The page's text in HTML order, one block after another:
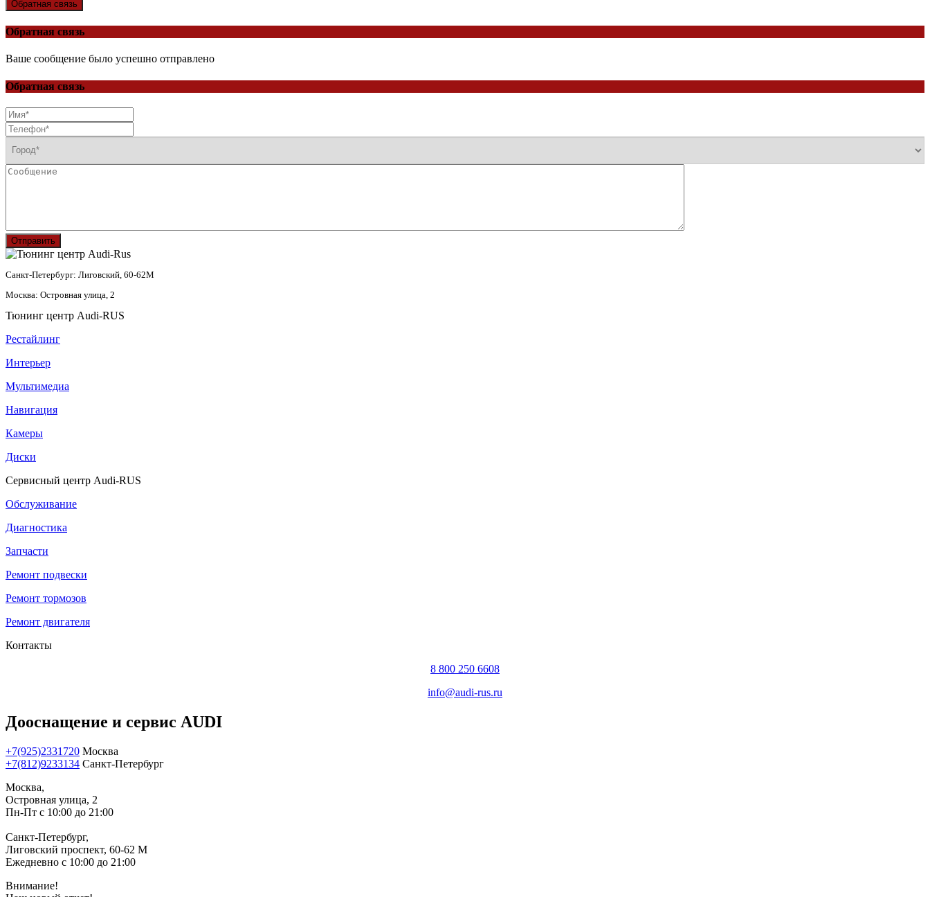
Обратная связь
Обратная связь
Ваше сообщение было успешно отправлено
Обратная связь
Отправить
Санкт-Петербург: Лиговский, 60-62М
Москва: Островная улица, 2
Тюнинг центр Audi-RUS
Рестайлинг
Интерьер
Мультимедиа
Навигация
Камеры
Диски
Сервисный центр Audi-RUS
Обслуживание
Диагностика
Запчасти
Ремонт подвески
Ремонт тормозов
Ремонт двигателя
Контакты
8 800 250 6608
info@audi-rus.ru
Дооснащение и сервис AUDI
+7(925)2331720 Москва
+7(812)9233134 Санкт-Петербург
Москва,
Островная улица, 2
Пн-Пт с 10:00 до 21:00
Санкт-Петербург,
Лиговский проспект, 60-62 М
Ежедневно с 10:00 до 21:00
Внимание!